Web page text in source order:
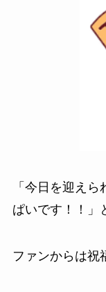
「今日を迎え
ぱいです！！」
ファンからは祝